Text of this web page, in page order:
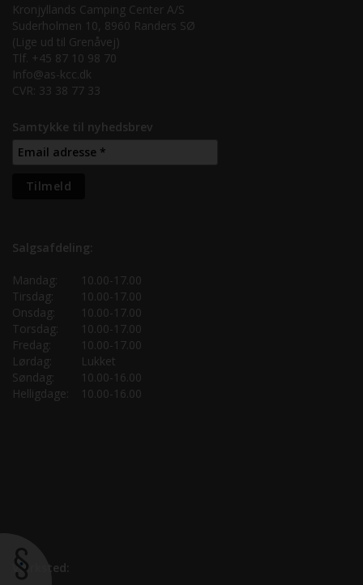
Kronjyllands Camping Center A/S
Suderholmen 10, 8960 Randers SØ
(Lige ud til Grenåvej)
Tlf. +45 87 10 98 70
Info@as-kcc.dk
CVR: 33 38 77 33
Samtykke til nyhedsbrev
Salgsafdeling:
Mandag:
10.00-17.00
Tirsdag:
10.00-17.00
Onsdag:
10.00-17.00
Torsdag:
10.00-17.00
Fredag:
10.00-17.00
Lørdag:
Lukket
Søndag:
10.00-16.00
Helligdage:
10.00-16.00
Værksted: